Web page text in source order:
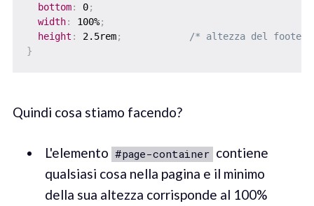
bottom: 0;
width: 100%;
height : 2.5rem;
/* altezza del footer
}
Quindi cosa stiamo facendo?
L'elemento #page-container contiene
qualsiasi cosa nella pagina e il minimo
della sua altezza corrisponde al 100%